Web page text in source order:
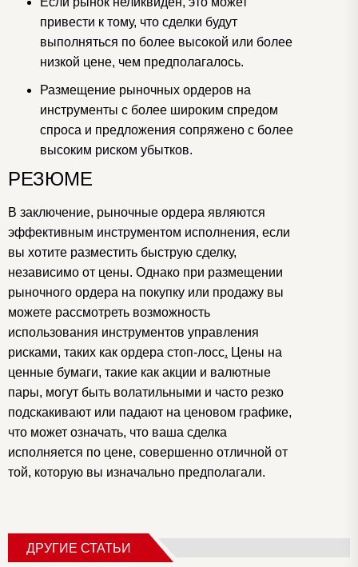
привести к тому, что сделки будут
выполняться по более высокой или более
низкой цене, чем предполагалось.
Размещение рыночных ордеров на
инструменты с более широким спредом
спроса и предложения сопряжено с более
высоким риском убытков.
РЕЗЮМЕ
В заключение, рыночные ордера являются
эффективным инструментом исполнения, если
вы хотите разместить быструю сделку,
независимо от цены. Однако при размещении
рыночного ордера на покупку или продажу вы
можете рассмотреть возможность
использования инструментов управления
рисками, таких как ордера стоп-лосс. Цены на
ценные бумаги, такие как акции и валютные
пары, могут быть волатильными и часто резко
подскакивают или падают на ценовом графике,
что может означать, что ваша сделка
исполняется по цене, совершенно отличной от
той, которую вы изначально предполагали.
ДРУГИЕ СТАТЬИ